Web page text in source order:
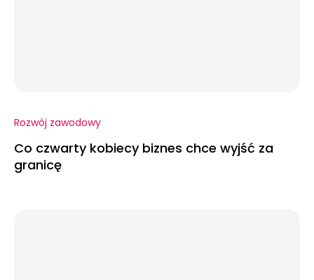
Rozwój zawodowy
Co czwarty kobiecy biznes chce wyjść za
granicę